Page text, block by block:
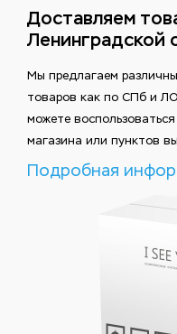
Доставляем
Ленинградской
Мы предлагаем
товаров как по СПб и
можете
магазина или пунктов
Подробная